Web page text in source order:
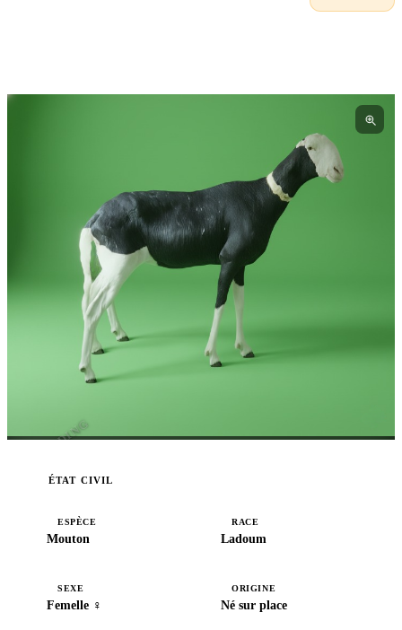
I3BREEDING
ÉTAT CIVIL
ESPÈCE
Mouton
RACE
Ladoum
SEXE
Femelle ♀
ORIGINE
Né sur place